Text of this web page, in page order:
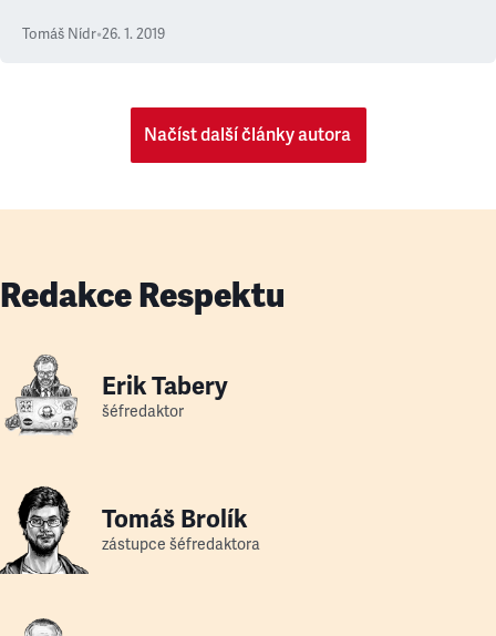
Tomáš Nídr•26. 1. 2019
Načíst další články autora
Redakce Respektu
Erik Tabery
šéfredaktor
Tomáš Brolík
zástupce šéfredaktora